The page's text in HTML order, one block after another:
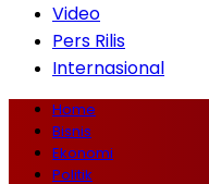
Video
Pers Rilis
Internasional
Home
Bisnis
Ekonomi
Politik